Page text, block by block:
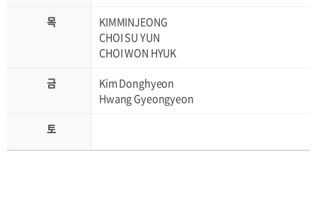
KIMMINJEONG
CHOI SU YUN
CHOI WON HYUK
Kim Donghyeon
Hwang Gyeongyeon